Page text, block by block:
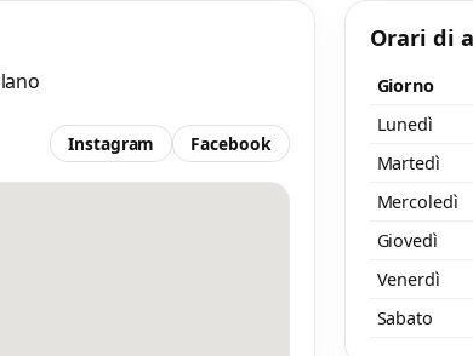
Instagram Facebook
Orari di
Giorno
Lunedì
Martedì
Mercoledì
Giovedì
Venerdì
Sabato
Invia messaggio